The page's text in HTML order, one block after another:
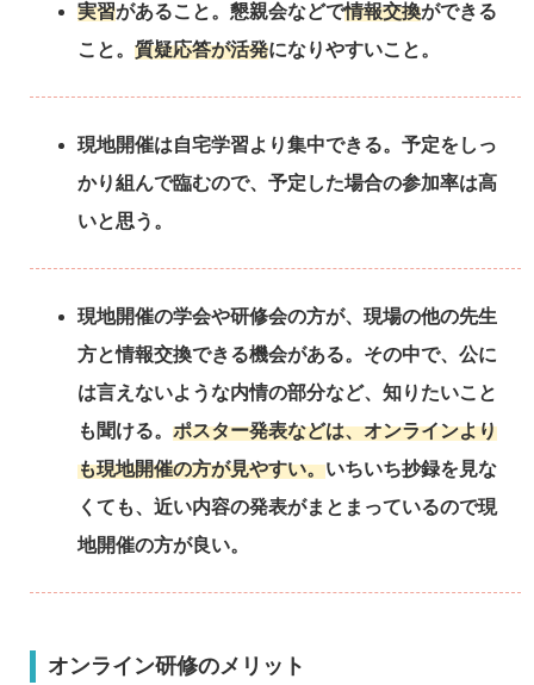
実習があること。懇親会などで情報交換ができる
こと。 質疑応答が活発になりやすいこと。
現地開催は自宅学習より集中できる。予定をしっ
かり組んで臨むので、予定した場合の参加率は高
いと思う。
現地開催の学会や研修会の方が、現場の他の先生
方と情報交換できる機会がある。その中で、公に
は言えないような内情の部分など、知りたいこと
も聞ける。 ポスター発表などは、オンラインより
も現地開催の方が見やすい。いちいち抄録を見な
くても、近い内容の発表がまとまっているので現
地開催の方が良い。
オンライン研修のメリット